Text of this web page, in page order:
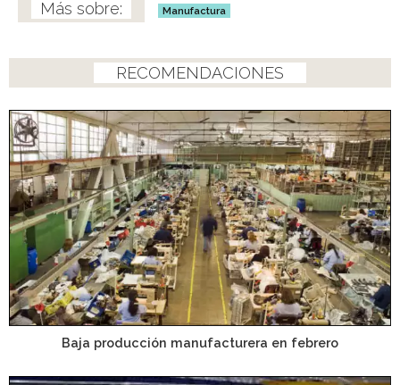
Manufactura
RECOMENDACIONES
Baja producción manufacturera en febrero